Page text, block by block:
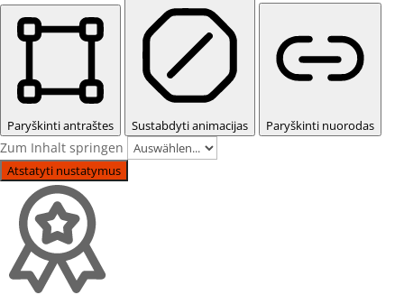
Paryškinti antraštes Sustabdyti animacijas Paryškinti nuorodas
Zum Inhalt springen
Atstatyti nustatymus